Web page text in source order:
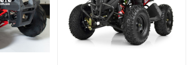
Є, (діодні)
Є